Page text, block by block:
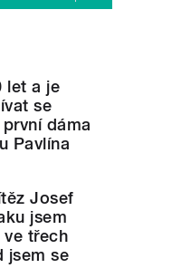
let a je
se
dáma
Pavlína
Josef
jsem
ve třech
jsem se